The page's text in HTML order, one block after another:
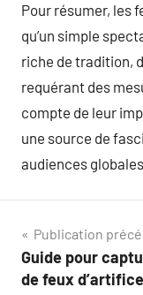
Pour résumer, les
qu’un simple
riche de tradition,
requérant des
compte de leur
une source de
audiences
Navigation
de
Publication
Guide pour
de feux d’artifice